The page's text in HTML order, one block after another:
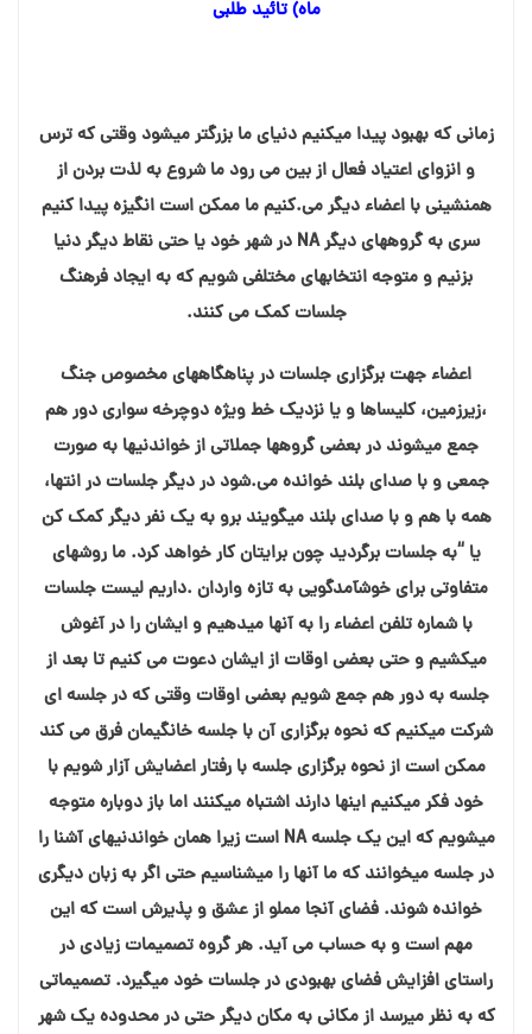
ماه) تائید طلبی
زمانی که بهبود پیدا میکنیم دنیای ما بزرگتر میشود وقتی که ترس
و انزوای اعتیاد فعال از بین می رود ما شروع به لذت بردن از
همنشینی با اعضاء دیگر می.کنیم ما ممکن است انگیزه پیدا کنیم
سری به گروههای دیگر NA در شهر خود یا حتی نقاط دیگر دنیا
بزنیم و متوجه انتخابهای مختلفی شویم که به ایجاد فرهنگ
جلسات کمک می کنند.
اعضاء جهت برگزاری جلسات در پناهگاههای مخصوص جنگ
،زیرزمین، کلیساها و یا نزدیک خط ویژه دوچرخه سواری دور هم
جمع میشوند در بعضی گروهها جملاتی از خواندنیها به صورت
جمعی و با صدای بلند خوانده می.شود در دیگر جلسات در انتها،
همه با هم و با صدای بلند میگویند برو به یک نفر دیگر کمک کن
یا “به جلسات برگردید چون برایتان کار خواهد کرد. ما روشهای
متفاوتی برای خوشآمدگویی به تازه واردان .داریم لیست جلسات
با شماره تلفن اعضاء را به آنها میدهیم و ایشان را در آغوش
میکشیم و حتی بعضی اوقات از ایشان دعوت می کنیم تا بعد از
جلسه به دور هم جمع شویم بعضی اوقات وقتی که در جلسه ای
شرکت میکنیم که نحوه برگزاری آن با جلسه خانگیمان فرق می کند
ممکن است از نحوه برگزاری جلسه با رفتار اعضایش آزار شویم با
خود فکر میکنیم اینها دارند اشتباه میکنند اما باز دوباره متوجه
میشویم که این یک جلسه NA است زیرا همان خواندنیهای آشنا را
در جلسه میخوانند که ما آنها را میشناسیم حتی اگر به زبان دیگری
خوانده شوند. فضای آنجا مملو از عشق و پذیرش است که این
مهم است و به حساب می آید. هر گروه تصمیمات زیادی در
راستای افزایش فضای بهبودی در جلسات خود میگیرد. تصمیماتی
که به نظر میرسد از مکانی به مکان دیگر حتی در محدوده یک شهر